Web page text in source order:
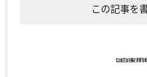
この記事を